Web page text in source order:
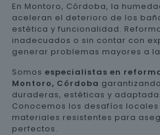
En Montoro, Córdoba, la
aceleran el deterioro de los
estética y funcionalidad.
inadecuados o sin contar con
generar problemas mayores a
Somos especialistas en
Montoro, Córdoba
duraderas, estéticas y
Conocemos los desafíos
materiales resistentes para
perfectos.